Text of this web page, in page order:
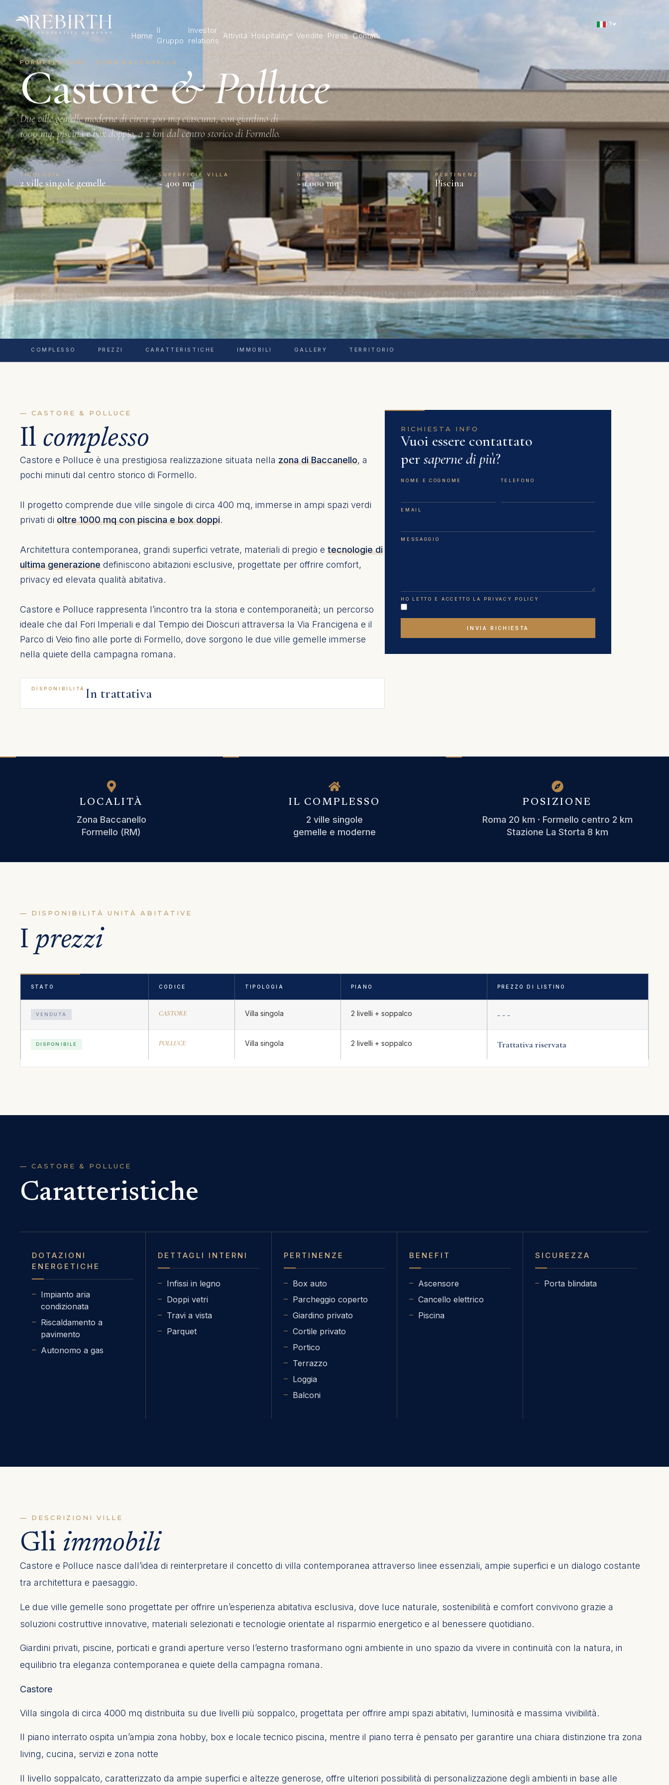
Home
Il
Gruppo
Investor
relations
Attività Hospitality Vendite Press Contatti
IT
FORMELLO (RM) · ZONA BACCANELLO
Castore& Polluce
Due ville gemelle moderne di circa 400 mq ciascuna, con giardino di
1000 mq, piscina e box doppio, a 2 km dal centro storico di Formello.
TIPOLOGIA
2 ville singole gemelle
SUPERFICIE VILLA
~ 400 mq
GIARDINO
~ 1.000 mq
PERTINENZE
Piscina
COMPLESSO PREZZI CARATTERISTICHE IMMOBILI GALLERY TERRITORIO
— CASTORE & POLLUCE
Il complesso
Castore e Polluce è una prestigiosa realizzazione situata nella zona di Baccanello, a
pochi minuti dal centro storico di Formello.
Il progetto comprende due ville singole di circa 400 mq, immerse in ampi spazi verdi
privati di oltre 1000 mq con piscina e box doppi.
Architettura contemporanea, grandi superfici vetrate, materiali di pregio e tecnologie di
ultima generazione definiscono abitazioni esclusive, progettate per offrire comfort,
privacy ed elevata qualità abitativa.
Castore e Polluce rappresenta l’incontro tra la storia e contemporaneità; un percorso
ideale che dal Fori Imperiali e dal Tempio dei Dioscuri attraversa la Via Francigena e il
Parco di Veio fino alle porte di Formello, dove sorgono le due ville gemelle immerse
nella quiete della campagna romana.
DISPONIBILITÀ In trattativa
RICHIESTA INFO
Vuoi essere contattato
persaperne di più?
NOME E COGNOME TELEFONO
EMAIL
MESSAGGIO
HO LETTO E ACCETTO LA PRIVACY POLICY
INVIA RICHIESTA
LOCALITÀ
Zona Baccanello
Formello (RM)
IL COMPLESSO
2 ville singole
gemelle e moderne
POSIZIONE
Roma 20 km · Formello centro 2 km
Stazione La Storta 8 km
— DISPONIBILITÀ UNITÀ ABITATIVE
I prezzi
STATO CODICE TIPOLOGIA PIANO PREZZO DI LISTINO
VENDUTA CASTORE Villa singola 2 livelli + soppalco - - -
DISPONIBILE POLLUCE Villa singola 2 livelli + soppalco Trattativa riservata
— CASTORE & POLLUCE
Caratteristiche
DOTAZIONI
ENERGETICHE
Impianto aria
condizionata
Riscaldamento a
pavimento
Autonomo a gas
DETTAGLI INTERNI
Infissi in legno
Doppi vetri
Travi a vista
Parquet
PERTINENZE
Box auto
Parcheggio coperto
Giardino privato
Cortile privato
Portico
Terrazzo
Loggia
Balconi
BENEFIT
Ascensore
Cancello elettrico
Piscina
SICUREZZA
Porta blindata
— DESCRIZIONI VILLE
Gli immobili
Castore e Polluce nasce dall’idea di reinterpretare il concetto di villa contemporanea attraverso linee essenziali, ampie superfici e un dialogo costante
tra architettura e paesaggio.
Le due ville gemelle sono progettate per offrire un’esperienza abitativa esclusiva, dove luce naturale, sostenibilità e comfort convivono grazie a
soluzioni costruttive innovative, materiali selezionati e tecnologie orientate al risparmio energetico e al benessere quotidiano.
Giardini privati, piscine, porticati e grandi aperture verso l’esterno trasformano ogni ambiente in uno spazio da vivere in continuità con la natura, in
equilibrio tra eleganza contemporanea e quiete della campagna romana.
Castore
Villa singola di circa 4000 mq distribuita su due livelli più soppalco, progettata per offrire ampi spazi abitativi, luminosità e massima vivibilità.
Il piano interrato ospita un’ampia zona hobby, box e locale tecnico piscina, mentre il piano terra è pensato per garantire una chiara distinzione tra zona
living, cucina, servizi e zona notte
Il livello soppalcato, caratterizzato da ampie superfici e altezze generose, offre ulteriori possibilità di personalizzazione degli ambienti in base alle